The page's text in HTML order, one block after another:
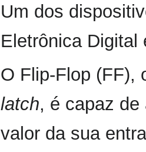
Um dos
Eletrônica
O Flip-Flop (FF),
latch, é capaz de
valor da sua